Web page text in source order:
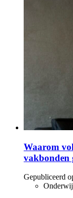
Waarom
vakbonden
Gepubliceerd